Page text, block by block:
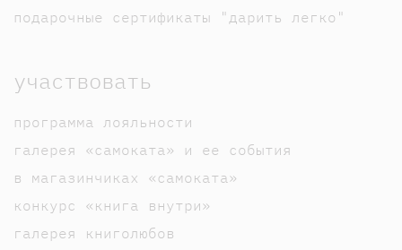
подарочные сертификаты "дарить легко"
участвовать
программа лояльности
галерея «самоката» и ее события
в магазинчиках «самоката»
конкурс «книга внутри»
галерея книголюбов